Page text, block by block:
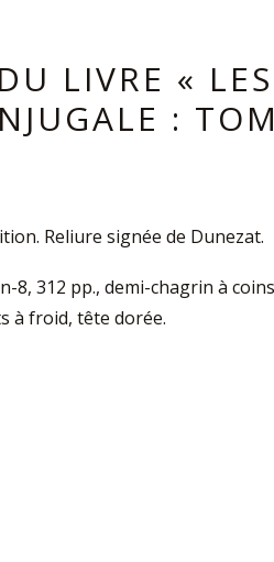
LIVRE «
:
Reliure signée de Dunezat.
8, 312 pp., demi-chagrin à
à froid, tête dorée.